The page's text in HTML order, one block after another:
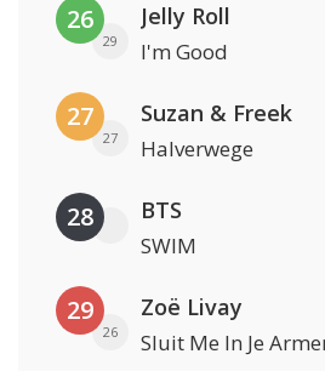
26
29
Jelly Roll
I'm Good
27
27
Suzan & Freek
Halverwege
28 BTS
SWIM
29
26
Zoë Livay
Sluit Me In Je